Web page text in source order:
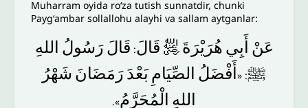
Muharram oyida roʻza tutish sunnatdir, chunki
Paygʻambar sollallohu alayhi va sallam aytganlar:
عَنْ أَبِي هُرَيْرَةَ ﵁ قَالَ: قَالَ رَسُولُ اللهِ
ﷺ: « أَفْضَلُ الصِّيَامِبَعْدَرَمَضَانَ شَهْرُ
اللهِ الْمُحَرَّمُ».